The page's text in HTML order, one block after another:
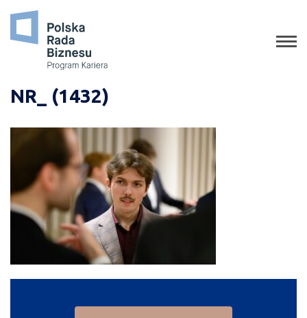
NR_ (1432)
o programie
jak aplikować
staże
porady
gala
media o nas